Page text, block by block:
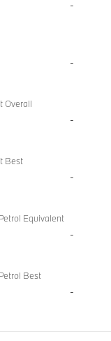
-
-
Overall
-
Best
-
Equivalent
-
Best
-